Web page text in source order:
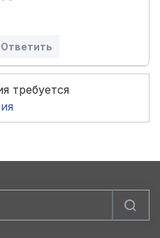
Ответить
требуется